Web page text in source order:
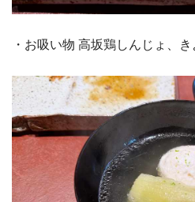
・お吸い物 高坂鶏しんじょ、